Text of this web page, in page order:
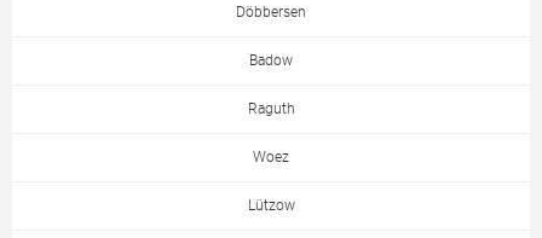
Döbbersen
Badow
Raguth
Woez
Lützow